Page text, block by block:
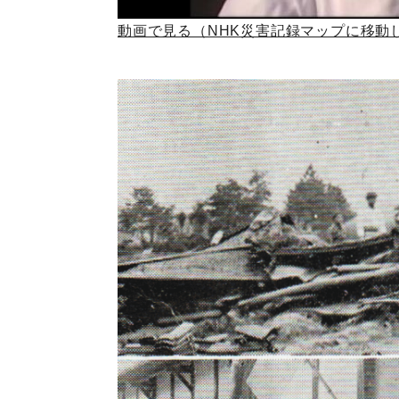
動画で見る（NHK災害記録マップに移動